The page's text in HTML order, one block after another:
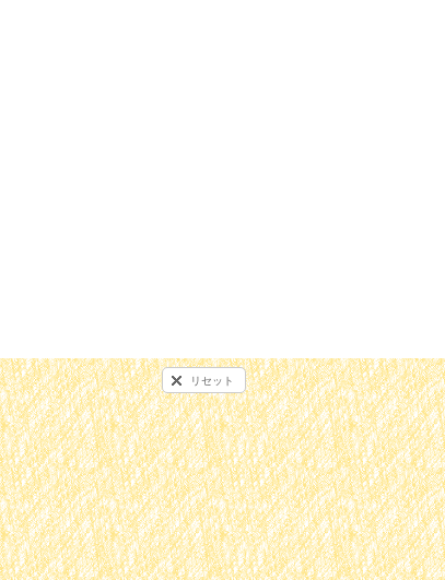
リセット